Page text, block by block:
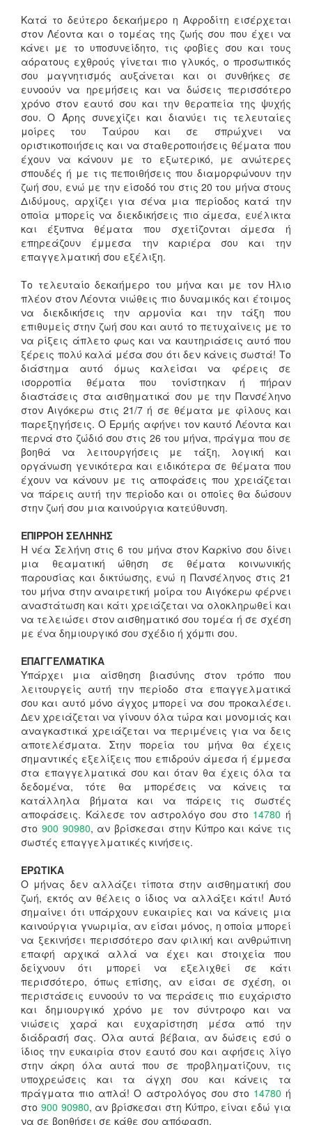
Κατά το δεύτερο δεκαήμερο η Αφροδίτη εισέρχεται
στον Λέοντα και ο τομέας της ζωής σου που έχει να
κάνει με το υποσυνείδητο, τις φοβίες σου και τους
αόρατους εχθρούς γίνεται πιο γλυκός, ο προσωπικός
σου μαγνητισμός αυξάνεται και οι συνθήκες σε
ευνοούν να ηρεμήσεις και να δώσεις περισσότερο
χρόνο στον εαυτό σου και την θεραπεία της ψυχής
σου. Ο Άρης συνεχίζει και διανύει τις τελευταίες
μοίρες του Ταύρου και σε σπρώχνει να
οριστικοποιήσεις και να σταθεροποιήσεις θέματα που
έχουν να κάνουν με το εξωτερικό, με ανώτερες
σπουδές ή με τις πεποιθήσεις που διαμορφώνουν την
ζωή σου, ενώ με την είσοδό του στις 20 του μήνα στους
Διδύμους, αρχίζει για σένα μια περίοδος κατά την
οποία μπορείς να διεκδικήσεις πιο άμεσα, ευέλικτα
και έξυπνα θέματα που σχετίζονται άμεσα ή
επηρεάζουν έμμεσα την καριέρα σου και την
επαγγελματική σου εξέλιξη.
Το τελευταίο δεκαήμερο του μήνα και με τον Ήλιο
πλέον στον Λέοντα νιώθεις πιο δυναμικός και έτοιμος
να διεκδικήσεις την αρμονία και την τάξη που
επιθυμείς στην ζωή σου και αυτό το πετυχαίνεις με το
να ρίξεις άπλετο φως και να καυτηριάσεις αυτό που
ξέρεις πολύ καλά μέσα σου ότι δεν κάνεις σωστά! Το
διάστημα αυτό όμως καλείσαι να φέρεις σε
ισορροπία θέματα που τονίστηκαν ή πήραν
διαστάσεις στα αισθηματικά σου με την Πανσέληνο
στον Αιγόκερω στις 21/7 ή σε θέματα με φίλους και
παρεξηγήσεις. Ο Ερμής αφήνει τον καυτό Λέοντα και
περνά στο ζώδιό σου στις 26 του μήνα, πράγμα που σε
βοηθά να λειτουργήσεις με τάξη, λογική και
οργάνωση γενικότερα και ειδικότερα σε θέματα που
έχουν να κάνουν με τις αποφάσεις που χρειάζεται
να πάρεις αυτή την περίοδο και οι οποίες θα δώσουν
στην ζωή σου μια καινούργια κατεύθυνση.
ΕΠΙΡΡΟΗ ΣΕΛΗΝΗΣ
Η νέα Σελήνη στις 6 του μήνα στον Καρκίνο σου δίνει
μια θεαματική ώθηση σε θέματα κοινωνικής
παρουσίας και δικτύωσης, ενώ η Πανσέληνος στις 21
του μήνα στην αναιρετική μοίρα του Αιγόκερω φέρνει
αναστάτωση και κάτι χρειάζεται να ολοκληρωθεί και
να τελειώσει στον αισθηματικό σου τομέα ή σε σχέση
με ένα δημιουργικό σου σχέδιο ή χόμπι σου.
ΕΠΑΓΓΕΛΜΑΤΙΚΑ
Υπάρχει μια αίσθηση βιασύνης στον τρόπο που
λειτουργείς αυτή την περίοδο στα επαγγελματικά
σου και αυτό μόνο άγχος μπορεί να σου προκαλέσει.
Δεν χρειάζεται να γίνουν όλα τώρα και μονομιάς και
αναγκαστικά χρειάζεται να περιμένεις για να δεις
αποτελέσματα. Στην πορεία του μήνα θα έχεις
σημαντικές εξελίξεις που επιδρούν άμεσα ή έμμεσα
στα επαγγελματικά σου και όταν θα έχεις όλα τα
δεδομένα, τότε θα μπορέσεις να κάνεις τα
κατάλληλα βήματα και να πάρεις τις σωστές
αποφάσεις. Κάλεσε τον αστρολόγο σου στο 14780 ή
στο 900 90980, αν βρίσκεσαι στην Κύπρο και κάνε τις
σωστές επαγγελματικές κινήσεις.
ΕΡΩΤΙΚΑ
Ο μήνας δεν αλλάζει τίποτα στην αισθηματική σου
ζωή, εκτός αν θέλεις ο ίδιος να αλλάξει κάτι! Αυτό
σημαίνει ότι υπάρχουν ευκαιρίες και να κάνεις μια
καινούργια γνωριμία, αν είσαι μόνος, η οποία μπορεί
να ξεκινήσει περισσότερο σαν φιλική και ανθρώπινη
επαφή αρχικά αλλά να έχει και στοιχεία που
δείχνουν ότι μπορεί να εξελιχθεί σε κάτι
περισσότερο, όπως επίσης, αν είσαι σε σχέση, οι
περιστάσεις ευνοούν το να περάσεις πιο ευχάριστο
και δημιουργικό χρόνο με τον σύντροφο και να
νιώσεις χαρά και ευχαρίστηση μέσα από την
διάδρασή σας. Όλα αυτά βέβαια, αν δώσεις εσύ ο
ίδιος την ευκαιρία στον εαυτό σου και αφήσεις λίγο
στην άκρη όλα αυτά που σε προβληματίζουν, τις
υποχρεώσεις και τα άγχη σου και κάνεις τα
πράγματα πιο απλά! Ο αστρολόγος σου στο 14780 ή
στο 900 90980, αν βρίσκεσαι στη Κύπρο, είναι εδώ για
να σε βοηθήσει σε κάθε σου απόφαση.